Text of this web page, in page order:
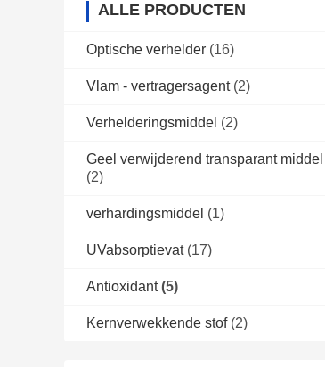
ALLE PRODUCTEN
Optische verhelder (16)
Vlam - vertragersagent (2)
Verhelderingsmiddel (2)
Geel verwijderend transparant middel
(2)
verhardingsmiddel (1)
UVabsorptievat (17)
Antioxidant (5)
Kernverwekkende stof (2)